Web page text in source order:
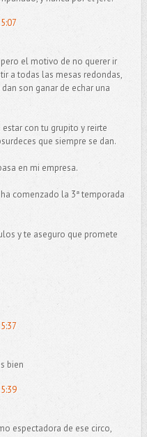
el motivo de no querer ir
a todas las mesas redondas,
son ganar de echar una
con tu grupito y reirte
que siempre se dan.
en mi empresa.
comenzado la 3ª temporada
y te aseguro que promete
bien
espectadora de ese circo,